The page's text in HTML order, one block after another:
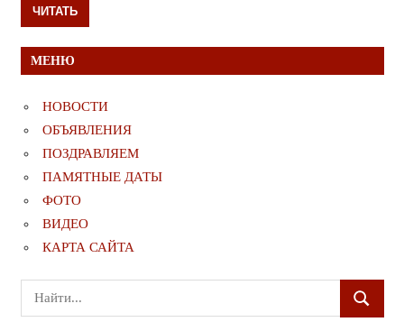
ЧИТАТЬ
МЕНЮ
НОВОСТИ
ОБЪЯВЛЕНИЯ
ПОЗДРАВЛЯЕМ
ПАМЯТНЫЕ ДАТЫ
ФОТО
ВИДЕО
КАРТА САЙТА
Поиск
для:
ПОИСК